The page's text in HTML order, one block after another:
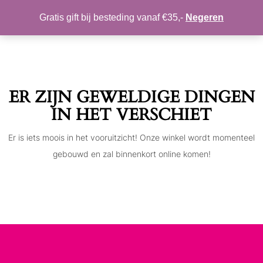
Toggle
MIJN ACCOUNT VERLANGLIJST
ER ZIJN GEWELDIGE DINGEN
IN HET VERSCHIET
Er is iets moois in het vooruitzicht! Onze winkel wordt momenteel
gebouwd en zal binnenkort online komen!
Gratis gift bij besteding vanaf €35,- Negeren